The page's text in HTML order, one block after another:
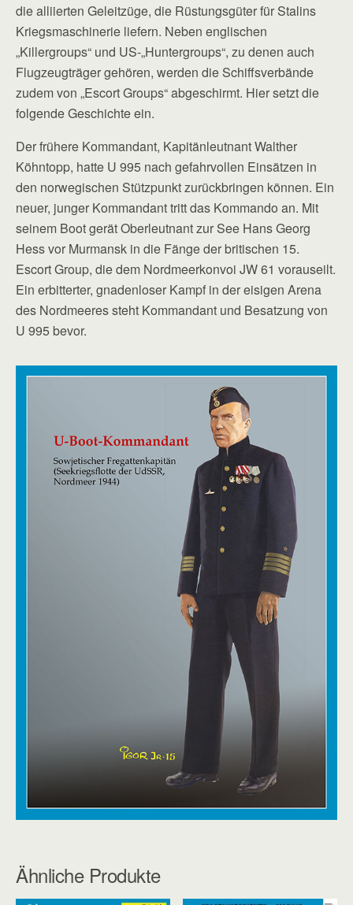
die alliierten Geleitzüge, die Rüstungsgüter für Stalins
Kriegsmaschinerie liefern. Neben englischen
„Killergroups“ und US-„Huntergroups“, zu denen auch
Flugzeugträger gehören, werden die Schiffsverbände
zudem von „Escort Groups“ abgeschirmt. Hier setzt die
folgende Geschichte ein.
Der frühere Kommandant, Kapitänleutnant Walther
Köhntopp, hatte U 995 nach gefahrvollen Einsätzen in
den norwegischen Stützpunkt zurückbringen können. Ein
neuer, junger Kommandant tritt das Kommando an. Mit
seinem Boot gerät Oberleutnant zur See Hans Georg
Hess vor Murmansk in die Fänge der britischen 15.
Escort Group, die dem Nordmeerkonvoi JW 61 vorauseilt.
Ein erbitterter, gnadenloser Kampf in der eisigen Arena
des Nordmeeres steht Kommandant und Besatzung von
U 995 bevor.
Ähnliche Produkte